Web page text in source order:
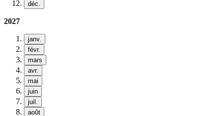
déc.
2027
janv.
févr.
mars
avr.
mai
juin
juil.
août